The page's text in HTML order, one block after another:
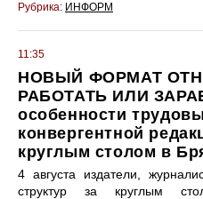
Рубрика: ИНФОРМ
11:35
НОВЫЙ ФОРМАТ
РАБОТАТЬ ИЛИ
особенности
конвергентной
круглым столом в
4 августа издатели,
структур за круглым